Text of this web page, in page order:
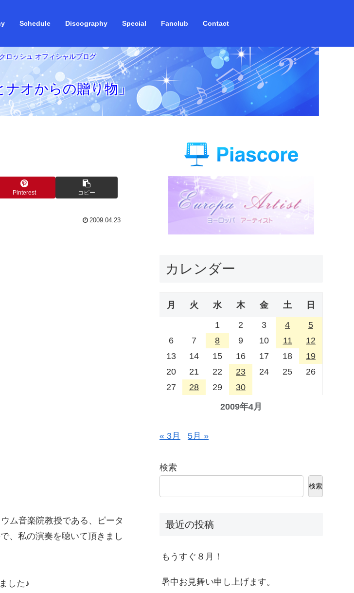
Schedule Discography Special Fanclub Contact
ロッシュ オフィシャルブログ
ナオからの贈り物」
Pinterest コピー
2009.04.23
ム音楽院教授である、ピータ
、私の演奏を聴いて頂きまし
した♪
カレンダー
2009年4月
月 火 水 木 金 土 日
1 2 3 4
5
6
7 8 9 10 11
12
13
14 15 16 17 18
19
20
21 22 23 24 25
26
27
28 29 30
« 3月 5月 »
検索
検索
最近の投稿
もうすぐ８月！
暑中お見舞い申し上げます。